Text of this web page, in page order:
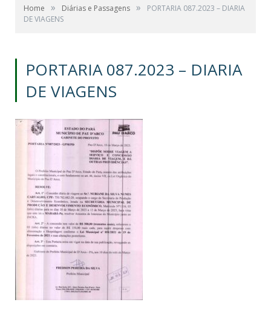
Home » Diárias e Passagens »
PORTARIA 087.2023 – DIARIA
DE VIAGENS
PORTARIA 087.2023 – DIARIA
DE VIAGENS